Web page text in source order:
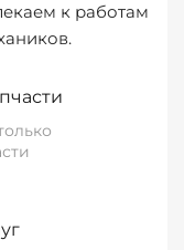
к работам